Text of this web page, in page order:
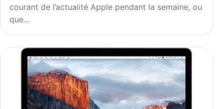
courant de l’actualité Apple pendant la semaine, ou
que…